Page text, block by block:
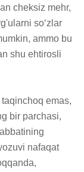
cheksiz mehr,
so‘zlar
ammo bu
shu ehtirosli
emas,
bir parchasi,
nafaqat